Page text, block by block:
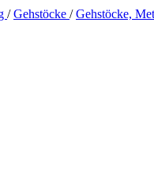
/ Gehstöcke / Gehstöcke,